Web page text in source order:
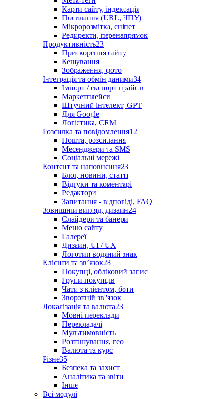
Карти сайту, індексація
Посилання (URL, ЧПУ)
Мікророзмітка, сніпет
Редиректи, перенапрямок
Продуктивність23
Прискорення сайту
Кешування
Зображення, фото
Інтеграція та обмін даними34
Імпорт / експорт прайсів
Маркетплейси
Штучний інтелект, GPT
Для Google
Логістика, CRM
Розсилка та повідомлення12
Пошта, розсилання
Месенджери та SMS
Соціальні мережі
Контент та наповнення23
Блог, новини, статті
Відгуки та коментарі
Редактори
Запитання - відповіді, FAQ
Зовнішній вигляд, дизайн24
Слайдери та банери
Меню сайту
Галереї
Дизайн, UI / UX
Логотип водяний знак
Клієнти та звʼязок28
Покупці, обліковий запис
Групи покупців
Чати з клієнтом, боти
Зворотній зв''язок
Локалізація та валюта23
Мовні переклади
Перекладачі
Мультимовність
Розташування, гео
Валюта та курс
Різне35
Безпека та захист
Аналітика та звіти
Інше
Всі модулі